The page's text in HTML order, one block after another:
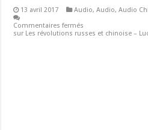
13 avril 2017 Audio,Audio,Audio
Commentaires fermés
sur Les révolutions russes et chinoise –